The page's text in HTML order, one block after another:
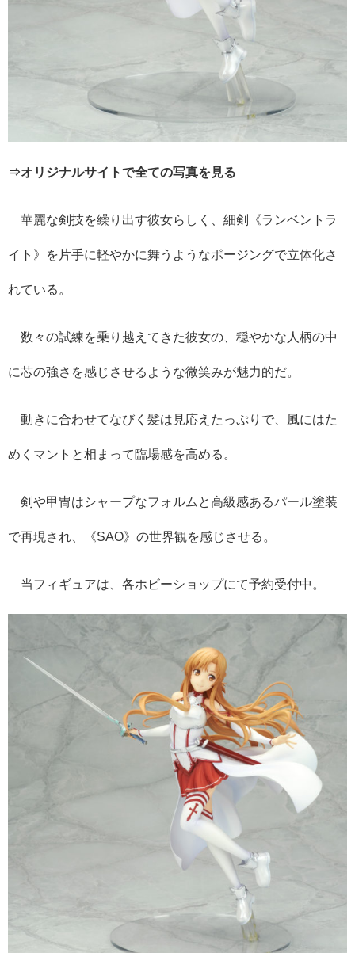
⇒オリジナルサイトで全ての写真を見る
華麗な剣技を繰り出す彼女らしく、細剣《ランベントラ
イト》を片手に軽やかに舞うようなポージングで立体化さ
れている。
数々の試練を乗り越えてきた彼女の、穏やかな人柄の中
に芯の強さを感じさせるような微笑みが魅力的だ。
動きに合わせてなびく髪は見応えたっぷりで、風にはた
めくマントと相まって臨場感を高める。
剣や甲冑はシャープなフォルムと高級感あるパール塗装
で再現され、《SAO》の世界観を感じさせる。
当フィギュアは、各ホビーショップにて予約受付中。